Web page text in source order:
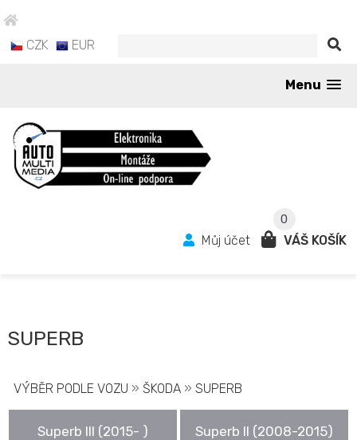
CZK EUR
Menu
0
Můj účet VÁŠ KOŠÍK
SUPERB
VÝBĚR PODLE VOZU » ŠKODA» SUPERB
Superb III (2015- ) Superb II (2008-2015)